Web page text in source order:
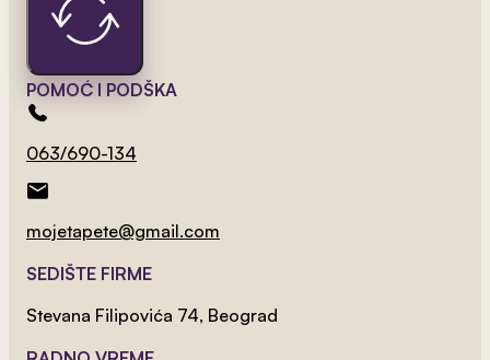
POMOĆ I PODŠKA
063/690-134
mojetapete@gmail.com
SEDIŠTE FIRME
Stevana Filipovića 74, Beograd